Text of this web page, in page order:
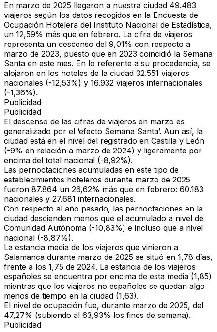
En marzo de 2025 llegaron a nuestra ciudad 49.483
viajeros según los datos recogidos en la Encuesta de
Ocupación Hotelera del Instituto Nacional de Estadística,
un 12,59% más que en febrero. La cifra de viajeros
representa un descenso del 9,01% con respecto a
marzo de 2023, puesto que en 2023 coincidió la Semana
Santa en este mes. En lo referente a su procedencia, se
alojaron en los hoteles de la ciudad 32.551 viajeros
nacionales (-12,53%) y 16.932 viajeros internacionales
(-1,36%).
Publicidad
Publicidad
El descenso de las cifras de viajeros en marzo es
generalizado por el ‘efecto Semana Santa’. Aun así, la
ciudad está en el nivel del registrado en Castilla y León
(-9% en relación a marzo de 2024) y ligeramente por
encima del total nacional (-8,92%).
Las pernoctaciones acumuladas en este tipo de
establecimientos hoteleros durante marzo de 2025
fueron 87.864 un 26,62% más que en febrero: 60.183
nacionales y 27.681 internacionales.
Con respecto al año pasado, las pernoctaciones en la
ciudad descienden menos que el acumulado a nivel de
Comunidad Autónoma (-10,83%) e incluso que a nivel
nacional (-8,87%).
La estancia media de los viajeros que vinieron a
Salamanca durante marzo de 2025 se situó en 1,78 días,
frente a los 1,75 de 2024. La estancia de los viajeros
españoles se encuentra por encima de esta media (1,85)
mientras que los viajeros no españoles se quedan algo
menos de tiempo en la ciudad (1,63).
El nivel de ocupación fue, durante marzo de 2025, del
47,27% (subiendo al 63,93% los fines de semana).
Publicidad